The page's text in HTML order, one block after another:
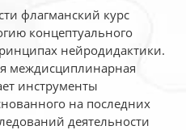
флагманский курс
концептуального
нейродидактики.
междисциплинарная
инструменты
на последних
деятельности